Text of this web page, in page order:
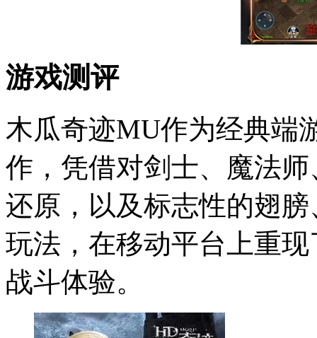
游戏测评
木瓜奇迹MU作为经典端
作，凭借对剑士、魔法
还原，以及标志性的翅
玩法，在移动平台上重
战斗体验。